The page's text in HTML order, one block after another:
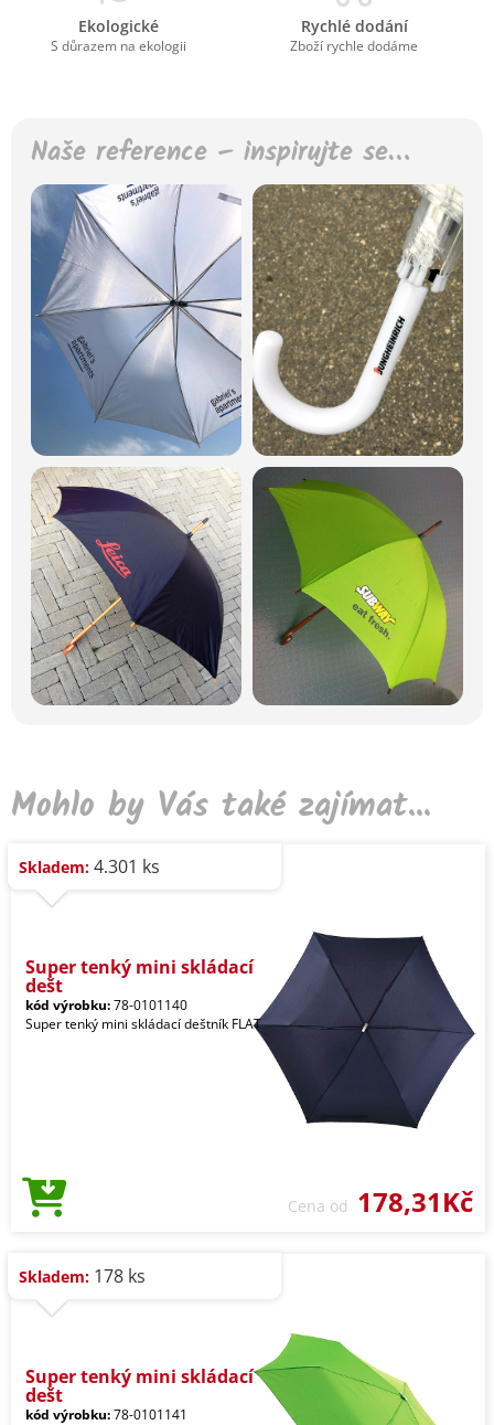
Ekologické
S důrazem na ekologii
Rychlé dodání
Zboží rychle dodáme
Naše reference – inspirujte se…
Mohlo by Vás také zajímat...
Skladem: 4.301 ks
Super tenký mini skládací
dešt
kód výrobku:78-0101140
Super tenký mini skládací deštník FLAT
Cena od 178,31Kč
Skladem: 178 ks
Super tenký mini skládací
dešt
kód výrobku:78-0101141